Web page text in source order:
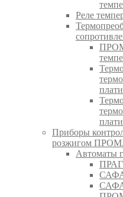
Реле
Приборы
розжигом
Автоматы